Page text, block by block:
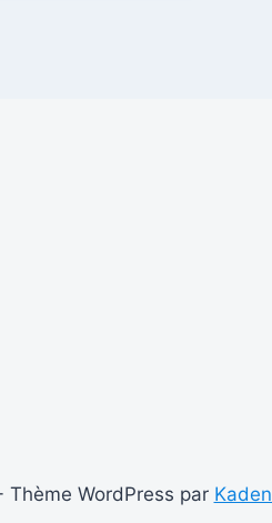
WordPress par